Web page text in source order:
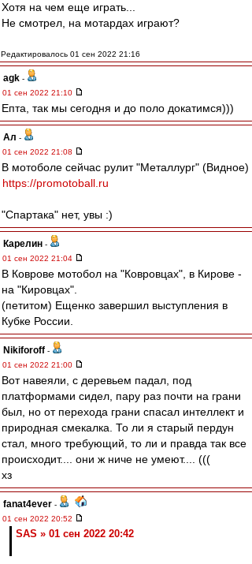
Хотя на чем еще играть...
Не смотрел, на мотардах играют?
Редактировалось 01 сен 2022 21:16
agk -
01 сен 2022 21:10
Епта, так мы сегодня и до поло докатимся)))
Ал -
01 сен 2022 21:08
В мотоболе сейчас рулит "Металлург" (Видное)
https://promotoball.ru
"Спартака" нет, увы :)
Карелин -
01 сен 2022 21:04
В Коврове мотобол на "Ковровцах", в Кирове -
на "Кировцах".
(петитом) Ещенко завершил выступления в
Кубке России.
Nikiforoff -
01 сен 2022 21:00
Вот навеяли, с деревьем падал, под
платформами сидел, пару раз почти на грани
был, но от перехода грани спасал интеллект и
природная смекалка. То ли я старый пердун
стал, много требующий, то ли и правда так все
происходит.... они ж ниче не умеют.... (((
хз
fanat4ever -
01 сен 2022 20:52
SAS » 01 сен 2022 20:42